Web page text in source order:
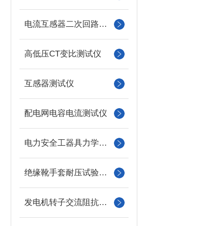
电流互感器二次回路负载测试仪
高低压CT变比测试仪
互感器测试仪
配电网电容电流测试仪
电力安全工器具力学性能试验机
绝缘靴手套耐压试验装置
发电机转子交流阻抗测试仪